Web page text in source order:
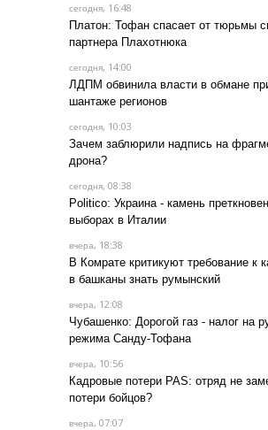
сегодня, 16:48
Платон: Тофан спасает от тюрьмы
партнера Плахотнюка
сегодня, 14:00
ЛДПМ обвинила власти в обмане
шантаже регионов
сегодня, 10:03
Зачем заблюрили надпись на
дрона?
сегодня, 08:38
Politico: Украина - камень
выборах в Италии
вчера, 18:38
В Комрате критикуют требование к
в башканы знать румынский
вчера, 12:08
Чубашенко: Дорогой газ - налог на
режима Санду-Тофана
вчера, 10:56
Кадровые потери PAS: отряд не
потери бойцов?
вчера, 07:07